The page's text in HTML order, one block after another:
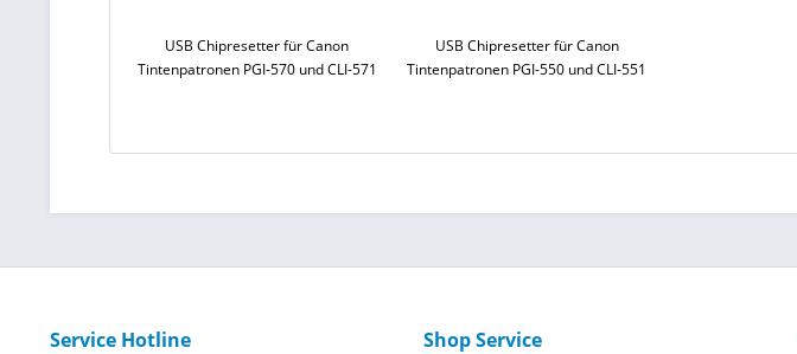
USB Chipresetter für Canon
Tintenpatronen PGI-570 und CLI-571
USB Chipresetter für Canon
Tintenpatronen PGI-550 und CLI-551
Service Hotline Shop Service